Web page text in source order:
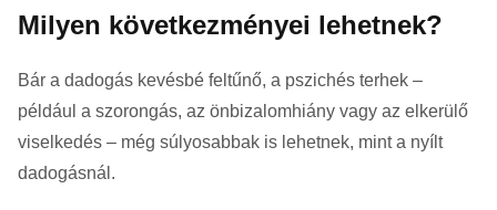
Milyen következményei lehetnek?
Bár a dadogás kevésbé feltűnő, a pszichés terhek –
például a szorongás, az önbizalomhiány vagy az elkerülő
viselkedés – még súlyosabbak is lehetnek, mint a nyílt
dadogásnál.